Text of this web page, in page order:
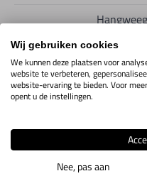
Wij gebruiken cookies
We kunnen deze plaatsen voor
website te verbeteren,
website-ervaring te bieden. Voor
opent u de instellingen.
Nee, pas aan